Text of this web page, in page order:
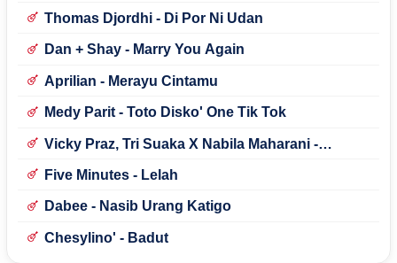
Thomas Djordhi - Di Por Ni Udan
Dan + Shay - Marry You Again
Aprilian - Merayu Cintamu
Medy Parit - Toto Disko' One Tik Tok
Vicky Praz, Tri Suaka X Nabila Maharani -
Five Minutes - Lelah
Dabee - Nasib Urang Katigo
Chesylino' - Badut